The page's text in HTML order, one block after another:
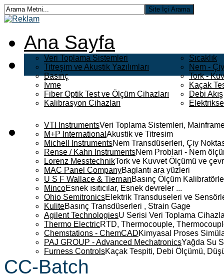
Ana Sayfa
Veri Toplama Sistemleri
Titreşim ve Akustik Yazılımları
Basınç
İvme
Fiber Optik Test ve Ölçüm Cihazları
Kalibrasyon Cihazları
Sıcaklık
Nem -
Tork -
Kaçak
Debi Akış
VTI InstrumentsVeri Toplama Sistemleri,
M+P International Akustik ve Titresim
Michell InstrumentsNem Transdüserleri, Çiy
Rense / Kahn InstrumentsNem Problari - Nem
Lorenz MesstechnikTork ve Kuvvet Ölçümü ve
MAC Panel CompanyBaglantı ara yüzleri
U S F Wallace & TiernanBasınç Ölçüm
MincoEsnek ısıtıcılar, Esnek devreler ...
Ohio SemitronicsElektrik Transduseleri ve
KuliteBasınç Transdüserleri , Strain Gage
Agilent TechnologiesU Serisi Veri Toplama
Thermo ElectricRTD, Thermocouple,
Chemstations - ChemCADKimyasal Proses
PAJ GROUP - Advanced MechatronicsYağda Su
Furness ControlsKaçak Tespiti, Debi Ölçümü,
CC-Batch